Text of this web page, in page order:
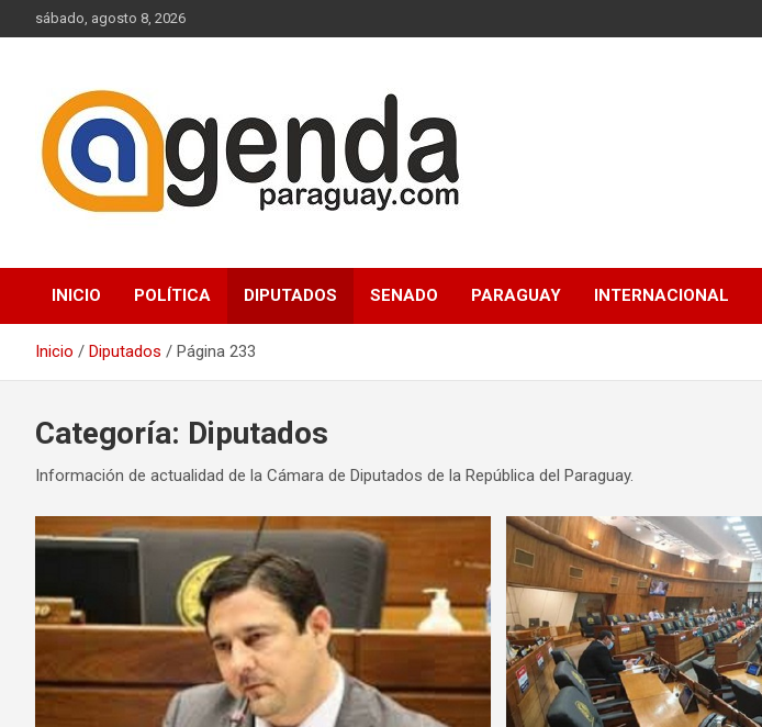
al
sábado, agosto 8, 2026
Agenda Paraguay
INICIO POLÍTICA DIPUTADOS SENADO PARAGUAY INTERNACIONAL
Inicio Diputados Página 233
Categoría: Diputados
Información de actualidad de la Cámara de Diputados de la República del Paraguay.